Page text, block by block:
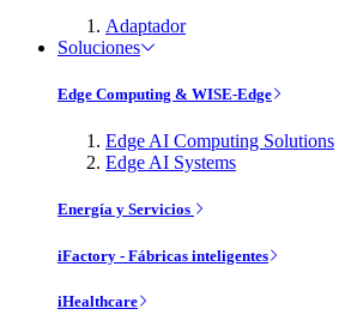
Adaptador
Soluciones
Edge Computing & WISE-Edge
Edge AI Computing Solutions
Edge AI Systems
Energía y Servicios
iFactory - Fábricas inteligentes
iHealthcare